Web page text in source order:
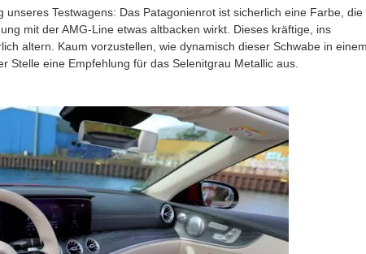
Testwagens: Das Patagonienrot ist sicherlich eine Farbe, die
mit der AMG-Line etwas altbacken wirkt. Dieses kräftige, ins
altern. Kaum vorzustellen, wie dynamisch dieser Schwabe in
Stelle eine Empfehlung für das Selenitgrau Metallic aus.